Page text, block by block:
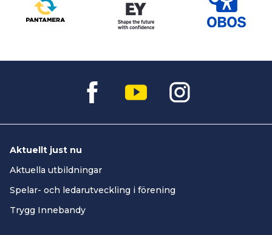
Aktuellt just nu
Aktuella utbildningar
Spelar- och ledarutveckling i förening
Trygg Innebandy